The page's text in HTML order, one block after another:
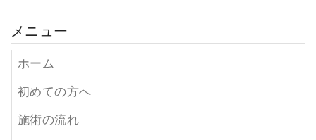
メニュー
ホーム
初めての方へ
施術の流れ